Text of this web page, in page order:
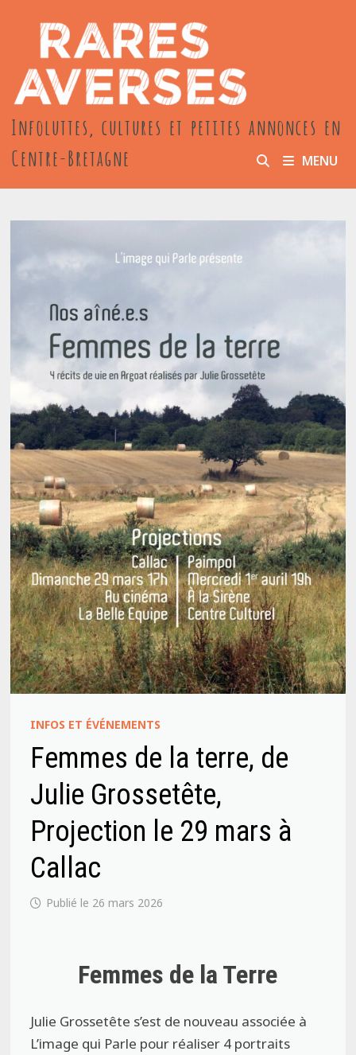
contenu
Infoluttes, cultures et petites annonces en
Centre-Bretagne
MENU
INFOS ET ÉVÉNEMENTS
Femmes de la terre, de
Julie Grossetête,
Projection le 29 mars à
Callac
26 mars 2026
Femmes de la Terre
Julie Grossetête s’est de nouveau associée à
L’image qui Parle pour réaliser 4 portraits